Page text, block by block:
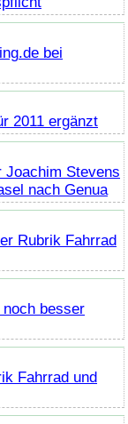
.de bei
2011 ergänzt
Joachim Stevens
nach Genua
Rubrik Fahrrad
besser
Fahrrad und